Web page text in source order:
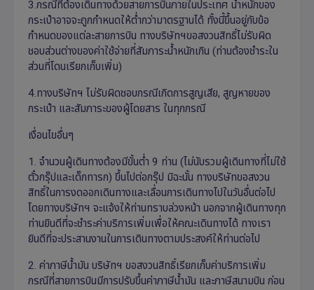
3.กรณีที่ต้องเดินทางด้วยสายการบินภายในประเทศ น้ำหนักของ
กระเป๋าอาจจะถูกกำหนดให้ต่ำกว่ามาตรฐานได้ ทั้งนี้ขึ้นอยู่กับข้อ
กำหนดของแต่ละสายการบิน ทางบริษัทฯขอสงวนสิทธิ์ไม่รับผิด
ชอบส่วนต่างของค่าใช้จ่ายที่สัมภาระน้ำหนักเกิน (ท่านต้องชำระใน
ส่วนที่โดนเรียกเก็บเพิ่ม)
4.ทางบริษัทฯ ไม่รับผิดชอบกรณีเกิดการสูญเสีย, สูญหายของ
กระเป๋า และสัมภาระของผู้โดยสาร ในทุกกรณี
เงื่อนไขอื่นๆ
1. จำนวนผู้เดินทางต้องมีขั้นต่ำ 9 ท่าน (ไม่นับรวมผู้เดินทางที่ไม่ใช้
ตั๋วกรุ๊ปและเด็กทารก) ขึ้นไปต่อกรุ๊ป มิฉะนั้น ทางบริษัทขอสงวน
สิทธิ์ในการงดออกเดินทางและเลื่อนการเดินทางไปในวันอื่นต่อไป
โดยทางบริษัทฯ จะแจ้งให้ท่านทราบล่วงหน้า นอกจากผู้เดินทางทุก
ท่านยินดีที่จะชำระค่าบริการเพิ่มเพื่อให้คณะเดินทางได้ ทางเรา
ยินดีที่จะประสานงานในการเดินทางตามประสงค์ให้ท่านต่อไป
2. ค่าภาษีน้ำมัน บริษัทฯ ขอสงวนสิทธิ์เรียกเก็บค่าบริการเพิ่ม
กรณีที่สายการบินมีการปรับขึ้นค่าภาษีน้ำมัน และภาษีสนามบิน ก่อน